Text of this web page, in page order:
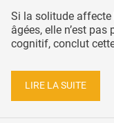
Si la solitude affecte
âgées, elle n’est
cognitif, conclut
LIRE LA SUITE